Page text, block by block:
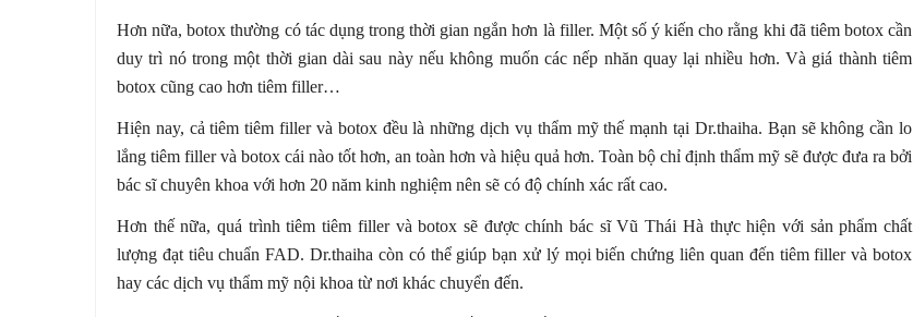
Hơn nữa, botox thường có tác dụng trong thời gian ngắn hơn là filler. Một số ý kiến cho rằng khi đã tiêm botox cần
duy trì nó trong một thời gian dài sau này nếu không muốn các nếp nhăn quay lại nhiều hơn. Và giá thành tiêm
botox cũng cao hơn tiêm filler…
Hiện nay, cả tiêm tiêm filler và botox đều là những dịch vụ thẩm mỹ thế mạnh tại Dr.thaiha. Bạn sẽ không cần lo
lắng tiêm filler và botox cái nào tốt hơn, an toàn hơn và hiệu quả hơn. Toàn bộ chỉ định thẩm mỹ sẽ được đưa ra bởi
bác sĩ chuyên khoa với hơn 20 năm kinh nghiệm nên sẽ có độ chính xác rất cao.
Hơn thế nữa, quá trình tiêm tiêm filler và botox sẽ được chính bác sĩ Vũ Thái Hà thực hiện với sản phẩm chất
lượng đạt tiêu chuẩn FAD. Dr.thaiha còn có thể giúp bạn xử lý mọi biến chứng liên quan đến tiêm filler và botox
hay các dịch vụ thẩm mỹ nội khoa từ nơi khác chuyển đến.